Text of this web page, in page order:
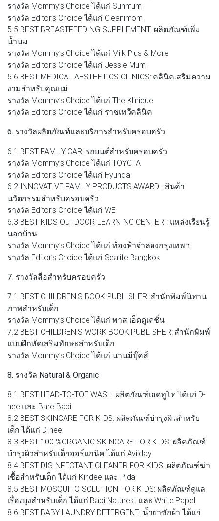
รางวัล Mommy’s Choice ได้แก่ Sunmum
รางวัล Editor’s Choice ได้แก่ Cleanimom
5.5 BEST BREASTFEEDING SUPPLEMENT: ผลิตภัณฑ์เพิ่ม
น้ำนม
รางวัล Mommy’s Choice ได้แก่ Milk Plus & More
รางวัล Editor’s Choice ได้แก่ Jessie Mum
5.6 BEST MEDICAL AESTHETICS CLINICS: คลินิคเสริมความ
งามสำหรับคุณแม่
รางวัล Mommy’s Choice ได้แก่ The Klinique
รางวัล Editor’s Choice ได้แก่ ราชเทวีคลินิค
6. รางวัลผลิตภัณฑ์และบริการสำหรับครอบครัว
6.1 BEST FAMILY CAR: รถยนต์สำหรับครอบครัว
รางวัล Mommy’s Choice ได้แก่ TOYOTA
รางวัล Editor’s Choice ได้แก่ Hyundai
6.2 INNOVATIVE FAMILY PRODUCTS AWARD : สินค้า
นวัตกรรมสำหรับครอบครัว
รางวัล Editor’s Choice ได้แก่ WE
6.3 BEST KIDS OUTDOOR-LEARNING CENTER : แหล่งเรียนรู้
นอกบ้าน
รางวัล Mommy’s Choice ได้แก่ ท้องฟ้าจำลองกรุงเทพฯ
รางวัล Editor’s Choice ได้แก่ Sealife Bangkok
7. รางวัลสื่อสำหรับครอบครัว
7.1 BEST CHILDREN'S BOOK PUBLISHER: สำนักพิมพ์นิทาน
ภาพสำหรับเด็ก
รางวัล Mommy’s Choice ได้แก่ พาส เอ็ดดูเคชั่น
7.2 BEST CHILDREN'S WORK BOOK PUBLISHER: สำนักพิมพ์
แบบฝึกหัดเสริมทักษะสำหรับเด็ก
รางวัล Mommy’s Choice ได้แก่ นานมีบุ๊คส์
8. รางวัล Natural & Organic
8.1 BEST HEAD-TO-TOE WASH: ผลิตภัณฑ์เฮดทูโท ได้แก่ D-
nee และ Bare Babi
8.2 BEST SKINCARE FOR KIDS: ผลิตภัณฑ์บำรุงผิวสำหรับ
เด็ก ได้แก่ D-nee
8.3 BEST 100 %ORGANIC SKINCARE FOR KIDS: ผลิตภัณฑ์
บำรุงผิวสำหรับเด็กออร์แกนิค ได้แก่ Aviiday
8.4 BEST DISINFECTANT CLEANER FOR KIDS: ผลิตภัณฑ์ฆ่า
เชื้อสำหรับเด็ก ได้แก่ Kindee และ Pida
8.5 BEST MOSQUITO SOLUTION FOR KIDS: ผลิตภัณฑ์ดูแล
เรื่องยุงสำหรับเด็ก ได้แก่ Babi Naturest และ White Papel
8.6 BEST BABY LAUNDRY DETERGENT: น้ำยาซักผ้า ได้แก่